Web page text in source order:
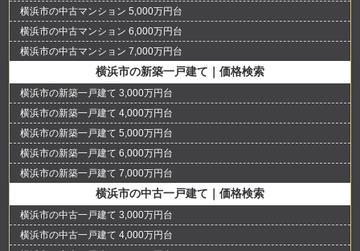
横浜市の中古マンション 5,000万円台
横浜市の中古マンション 6,000万円台
横浜市の中古マンション 7,000万円台
横浜市の新築一戸建て｜価格検索
横浜市の新築一戸建て 3,000万円台
横浜市の新築一戸建て 4,000万円台
横浜市の新築一戸建て 5,000万円台
横浜市の新築一戸建て 6,000万円台
横浜市の新築一戸建て 7,000万円台
横浜市の中古一戸建て｜価格検索
横浜市の中古一戸建て 3,000万円台
横浜市の中古一戸建て 4,000万円台